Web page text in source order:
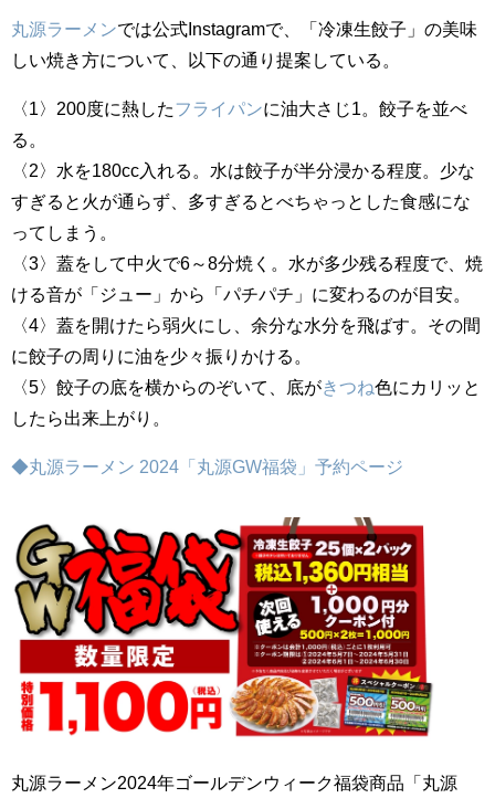
丸源ラーメンでは公式Instagramで、「冷凍生餃子」の美味
しい焼き方について、以下の通り提案している。
〈1〉200度に熱したフライパンに油大さじ1。餃子を並べ
る。
〈2〉水を180cc入れる。水は餃子が半分浸かる程度。少な
すぎると火が通らず、多すぎるとべちゃっとした食感にな
ってしまう。
〈3〉蓋をして中火で6～8分焼く。水が多少残る程度で、焼
ける音が「ジュー」から「パチパチ」に変わるのが目安。
〈4〉蓋を開けたら弱火にし、余分な水分を飛ばす。その間
に餃子の周りに油を少々振りかける。
〈5〉餃子の底を横からのぞいて、底がきつね色にカリッと
したら出来上がり。
◆丸源ラーメン 2024「丸源GW福袋」予約ページ
丸源ラーメン2024年ゴールデンウィーク福袋商品「丸源